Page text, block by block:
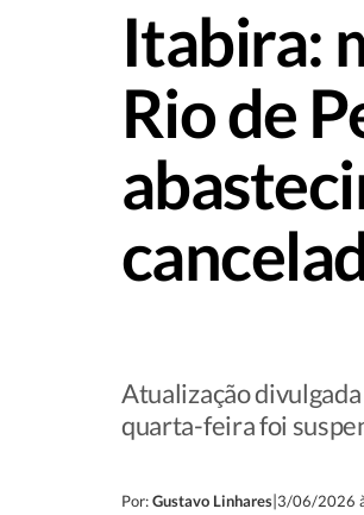
Itabira:
Rio de
Atualização
quarta-feira foi
Por:Gustavo Linhares|3/06/2026